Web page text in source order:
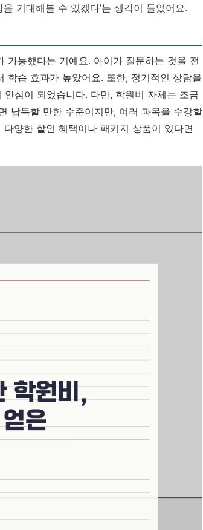
기대해볼 수 있겠다’는 생각이 들었어요.
가능했다는 거예요. 아이가 질문하는 것을 전
학습 효과가 높았어요. 또한, 정기적인 상담을
심이 되었습니다. 다만, 학원비 자체는 조금
납득할 만한 수준이지만, 여러 과목을 수강할
다양한 할인 혜택이나 패키지 상품이 있다면